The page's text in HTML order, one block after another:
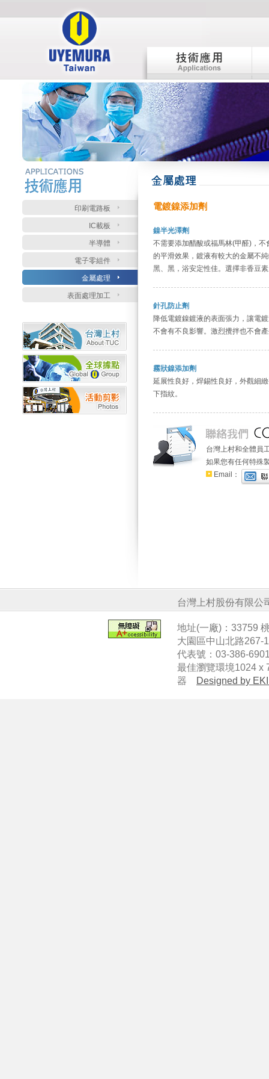
印刷電路板
IC載板
半導體
電子零組件
金屬處理
表面處理加工
電鍍鎳添加劑
鎳半光澤劑
不需要添加醋酸或福馬林(甲醛)，
的平滑效果，鍍液有較大的金屬不
黑、黑，浴安定性佳。選擇非香豆
針孔防止劑
降低電鍍鎳鍍液的表面張力，讓電
不會有不良影響。激烈攪拌也不會
霧狀鎳添加劑
延展性良好，焊錫性良好，外觀細
下指紋。
台灣上村和全體員
如果您有任何特殊
Email：
台灣上村股份有
地址(一廠)：33759
大園區中山北路267-
代表號：03-386-
最佳瀏覽環境1024 x
器 Designed by